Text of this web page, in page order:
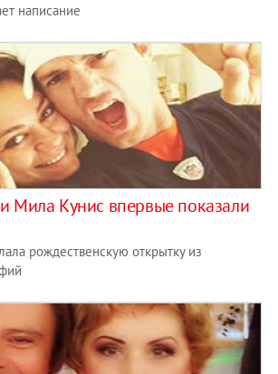
нaписaниe
Мила Кунис впервые показали
рождественскую открытку из